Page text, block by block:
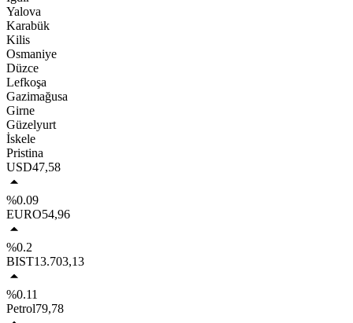
Yalova
Karabük
Kilis
Osmaniye
Düzce
Lefkoşa
Gazimağusa
Girne
Güzelyurt
İskele
Pristina
USD47,58
%0.09
EURO54,96
%0.2
BIST13.703,13
%0.11
Petrol79,78